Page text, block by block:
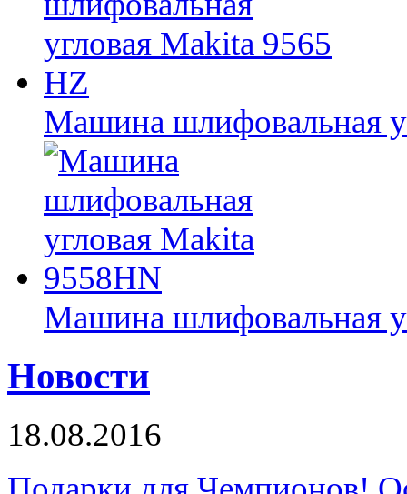
Машина шлифовальная
Машина шлифовальная
Новости
18.08.2016